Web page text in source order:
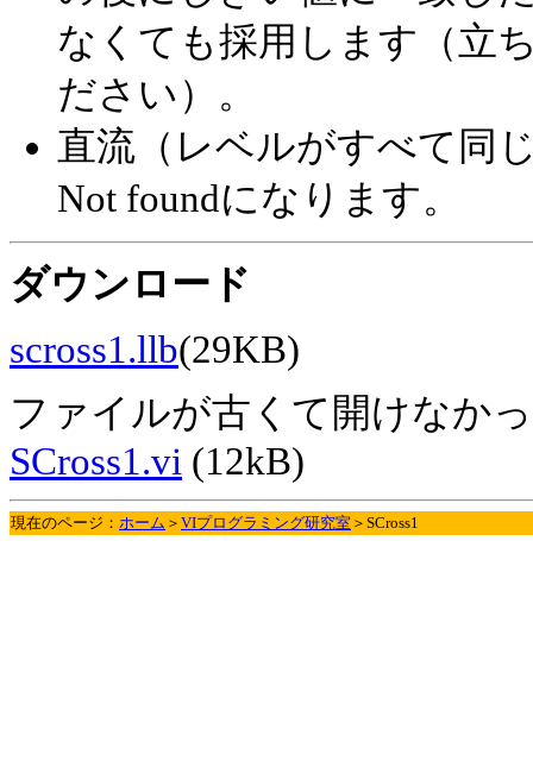
なくても採用します（立
ださい）。
直流（レベルがすべて同
Not foundになります。
ダウンロード
scross1.llb(29KB)
ファイルが古くて開けなか
SCross1.vi (12kB)
現在のページ： ホーム ＞ VIプログラミング研究室 ＞SCross1